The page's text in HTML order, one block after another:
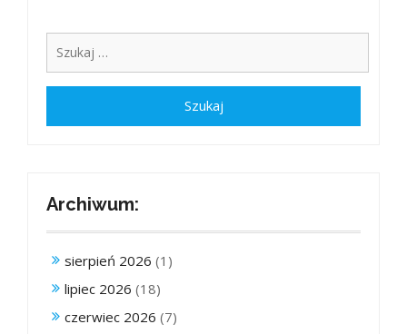
Archiwum:
sierpień 2026 (1)
lipiec 2026 (18)
czerwiec 2026 (7)